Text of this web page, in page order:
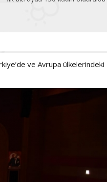
ve Avrupa ülkelerindeki